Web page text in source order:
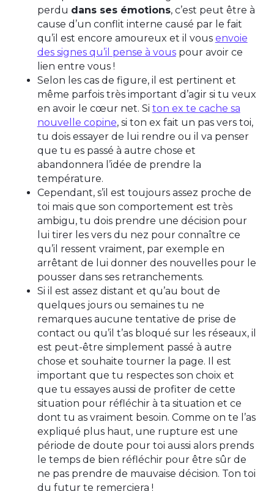
perdu dans ses émotions, c’est peut être à
cause d’un conflit interne causé par le fait
qu’il est encore amoureux et il vous envoie
des signes qu’il pense à vouspour avoir ce
lien entre vous !
Selon les cas de figure, il est pertinent et
même parfois très important d’agir si tu veux
en avoir le cœur net. Si ton ex te cache sa
nouvelle copine, si ton ex fait un pas vers toi,
tu dois essayer de lui rendre ou il va penser
que tu es passé à autre chose et
abandonnera l’idée de prendre la
température.
Cependant, s’il est toujours assez proche de
toi mais que son comportement est très
ambigu, tu dois prendre une décision pour
lui tirer les vers du nez pour connaître ce
qu’il ressent vraiment, par exemple en
arrêtant de lui donner des nouvelles pour le
pousser dans ses retranchements.
Si il est assez distant et qu’au bout de
quelques jours ou semaines tu ne
remarques aucune tentative de prise de
contact ou qu’il t’as bloqué sur les réseaux, il
est peut-être simplement passé à autre
chose et souhaite tourner la page. Il est
important que tu respectes son choix et
que tu essayes aussi de profiter de cette
situation pour réfléchir à ta situation et ce
dont tu as vraiment besoin. Comme on te l’as
expliqué plus haut, une rupture est une
période de doute pour toi aussi alors prends
le temps de bien réfléchir pour être sûr de
ne pas prendre de mauvaise décision. Ton toi
du futur te remerciera !